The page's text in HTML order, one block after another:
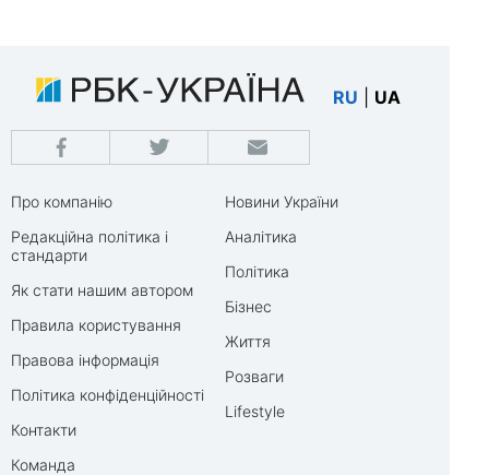
RU UA
Про компанію
Редакційна політика і
стандарти
Як стати нашим автором
Правила користування
Правова інформація
Політика конфіденційності
Контакти
Команда
Новини України
Аналітика
Політика
Бізнес
Життя
Розваги
Lifestyle